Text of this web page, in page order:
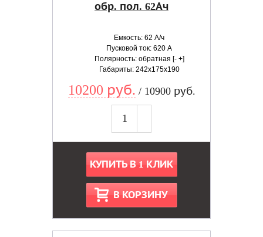
обр. пол. 62Ач
Емкость: 62 А/ч
Пусковой ток: 620 А
Полярность: обратная [- +]
Габариты: 242x175x190
10200 руб. / 10900 руб.
КУПИТЬ В 1 КЛИК
В КОРЗИНУ